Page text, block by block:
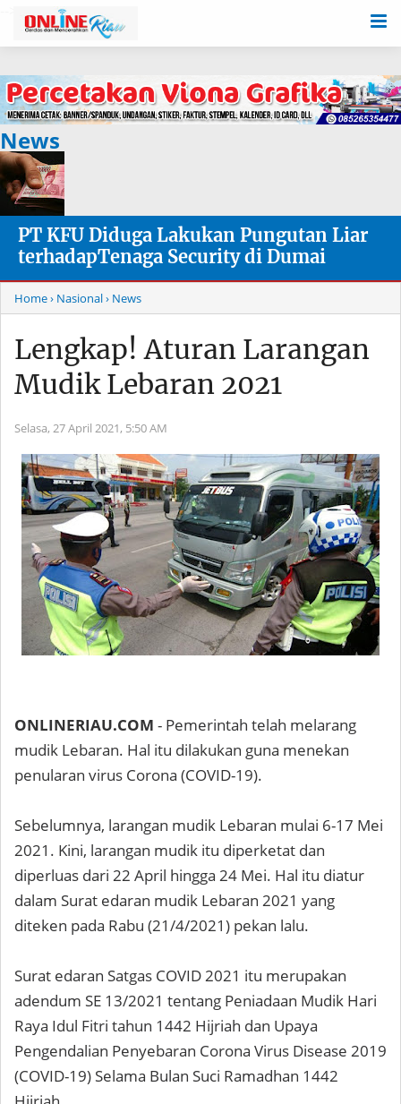
News
PT KFU Diduga Lakukan Pungutan Liar
terhadapTenaga Security di Dumai
Home› Nasional› News
Lengkap! Aturan Larangan
Mudik Lebaran 2021
Selasa, 27 April 2021, 5:50 AM
ONLINERIAU.COM - Pemerintah telah melarang
mudik Lebaran. Hal itu dilakukan guna menekan
penularan virus Corona (COVID-19).
Sebelumnya, larangan mudik Lebaran mulai 6-17 Mei
2021. Kini, larangan mudik itu diperketat dan
diperluas dari 22 April hingga 24 Mei. Hal itu diatur
dalam Surat edaran mudik Lebaran 2021 yang
diteken pada Rabu (21/4/2021) pekan lalu.
Surat edaran Satgas COVID 2021 itu merupakan
adendum SE 13/2021 tentang Peniadaan Mudik Hari
Raya Idul Fitri tahun 1442 Hijriah dan Upaya
Pengendalian Penyebaran Corona Virus Disease 2019
(COVID-19) Selama Bulan Suci Ramadhan 1442